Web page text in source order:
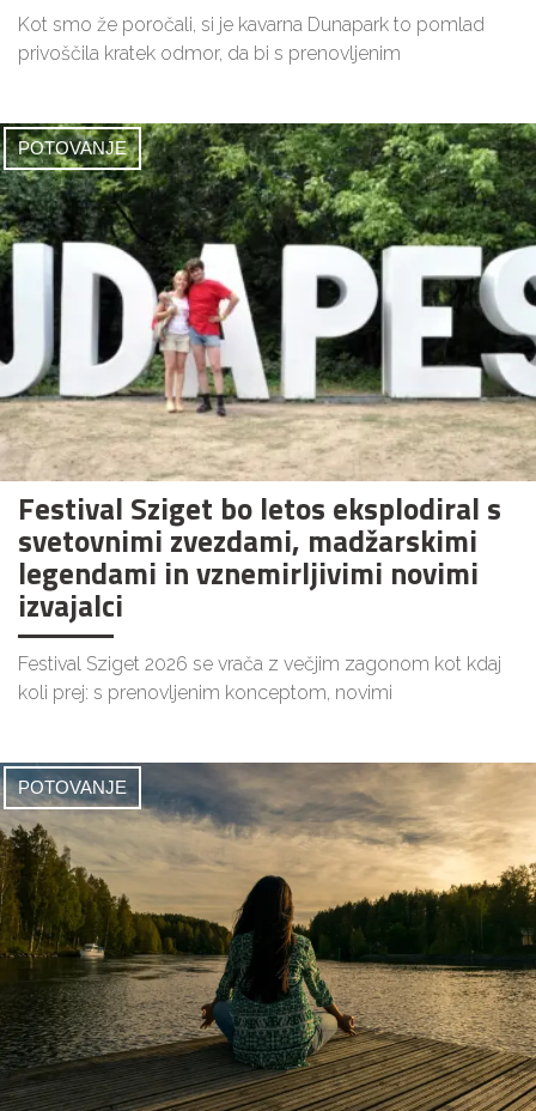
Kot smo že poročali, si je kavarna Dunapark to pomlad
privoščila kratek odmor, da bi s prenovljenim
POTOVANJE
Festival Sziget bo letos eksplodiral s
svetovnimi zvezdami, madžarskimi
legendami in vznemirljivimi novimi
izvajalci
Festival Sziget 2026 se vrača z večjim zagonom kot kdaj
koli prej: s prenovljenim konceptom, novimi
POTOVANJE